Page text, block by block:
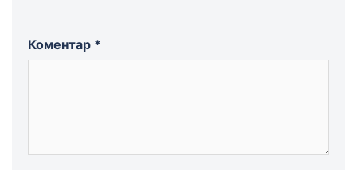
Коментар *